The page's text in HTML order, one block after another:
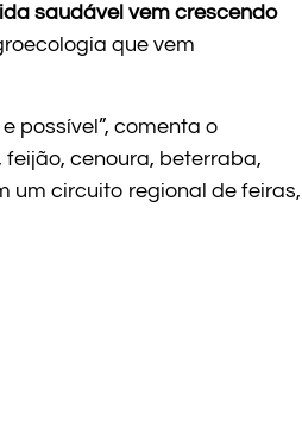
saudável vem crescendo
que vem
possível”, comenta o
cenoura, beterraba,
um circuito regional de feiras,